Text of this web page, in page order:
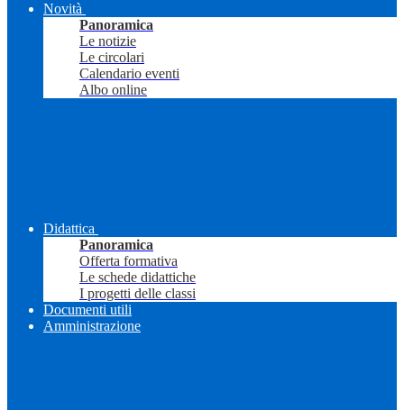
Novità
Panoramica
Le notizie
Le circolari
Calendario eventi
Albo online
Didattica
Panoramica
Offerta formativa
Le schede didattiche
I progetti delle classi
Documenti utili
Amministrazione